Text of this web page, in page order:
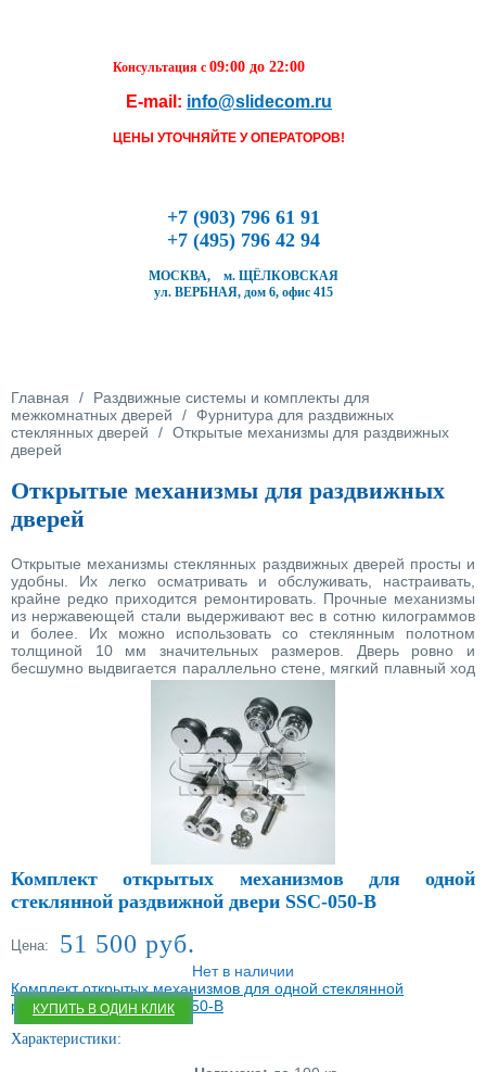
Перейти к основному содержанию
Консультация с09:00 до 22:00
E-mail: info@slidecom.ru
ЦЕНЫ УТОЧНЯЙТЕ У ОПЕРАТОРОВ!
+7 (903) 796 61 91
+7 (495) 796 42 94
МОСКВА, м. ЩЁЛКОВСКАЯ
ул. ВЕРБНАЯ, дом 6, офис 415
Вы здесь
Главная /
Раздвижные системы и комплекты для
межкомнатных дверей
/ Фурнитура для раздвижных
стеклянных дверей
/ Открытые механизмы для раздвижных
дверей
Открытые механизмы для раздвижных
дверей
Открытые механизмы стеклянных раздвижных дверей просты и
удобны. Их легко осматривать и обслуживать, настраивать,
крайне редко приходится ремонтировать. Прочные механизмы
из нержавеющей стали выдерживают вес в сотню килограммов
и более. Их можно использовать со стеклянным полотном
толщиной 10 мм значительных размеров. Дверь ровно и
бесшумно выдвигается параллельно стене, мягкий плавный ход
полотна приятен при обращении с ним.
Конструкция механизмов оставляет свободу выбора материала
дверного полотна - закаленное стекло или безопасное слоистое
(триплекс). Монтаж открытых механизмов нетруден для
профессионалов. Они пригодны для помещений с высокой
влажностью - износостойкий пластик в принципе не подвержен
коррозии, а металлические детали защищены хромированным
гальваническим покрытием.
предлагается в комплекте со всем необходимым - роликами и
направляющими, крепежными деталями. Лучшие модели
механизмов оснащены специальными антисрывочными
Открытые механизмы остаются на виду при эксплуатации
стеклянных дверей. Если это нежелательно, возможно
приобрести закрытые модели и скрыть рабочие узлы за
фальшпанелью.
Комплект открытых механизмов для одной
стеклянной раздвижной двери SSC-050-B
Цена: 51 500 руб.
КУПИТЬ В ОДИН КЛИК
Нет в наличии
Комплект открытых механизмов для одной стеклянной
раздвижной двери SSC-050-B
Характеристики:
течение ближайшего времени с Вами